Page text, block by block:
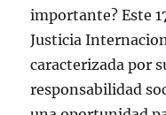
importante? Este
Justicia
caracterizada por
responsabilidad